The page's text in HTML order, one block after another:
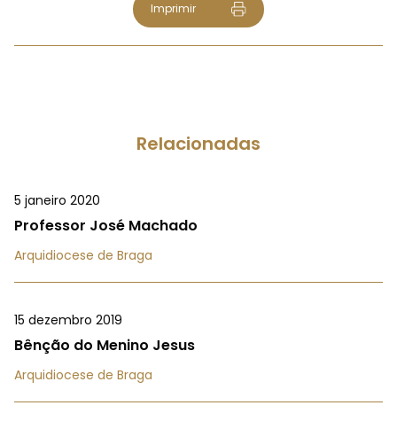
Imprimir
Relacionadas
5 janeiro 2020
Professor José Machado
Arquidiocese de Braga
15 dezembro 2019
Bênção do Menino Jesus
Arquidiocese de Braga